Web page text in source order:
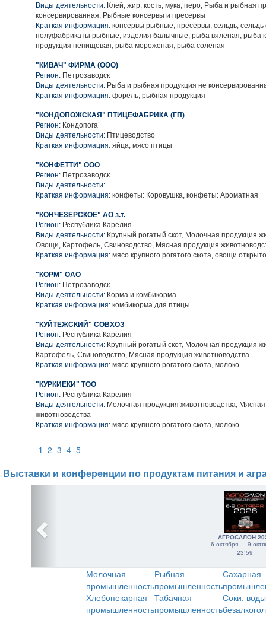
Виды деятельности: Клей, жир, кость, мука, перо, Рыба и рыбная
консервированная, Рыбные консервы и пресервы
Краткая информация: консервы рыбные, пресервы, сельдь, сельдь
полуфабрикаты рыбные, изделия балычные, рыба вяленая, рыба
продукция непищевая, рыба мороженая, рыба соленая
"КИВАЧ" ФИРМА (ООО)
Регион: Петрозаводск
Виды деятельности: Рыба и рыбная продукция не
Краткая информация: форель, рыбная продукция
"КОНДОПОЖСКАЯ" ПТИЦЕФАБРИКА (ГП)
Регион: Кондопога
Виды деятельности: Птицеводство
Краткая информация: яйца, мясо птицы
"КОНФЕТТИ" ООО
Регион: Петрозаводск
Виды деятельности:
Краткая информация: конфеты: Коровушка, конфеты: Ароматная
"КОНЧЕЗЕРСКОЕ" АО з.т.
Регион: Республика Карелия
Виды деятельности: Крупный рогатый скот, Молочная продукция
Овощи, Картофель, Свиноводство, Мясная продукция
Краткая информация: мясо крупного рогатого скота, овощи
"КОРМ" ОАО
Регион: Петрозаводск
Виды деятельности: Корма и комбикорма
Краткая информация: комбикорма для птицы
"КУЙТЕЖСКИЙ" СОВХОЗ
Регион: Республика Карелия
Виды деятельности: Крупный рогатый скот, Молочная продукция
Картофель, Свиноводство, Мясная продукция животноводства
Краткая информация: мясо крупного рогатого скота, молоко
"КУРКИЕКИ" ТОО
Регион: Республика Карелия
Виды деятельности: Молочная продукция животноводства,
животноводства
Краткая информация: мясо крупного рогатого скота, молоко
1 2 3 4 5
Выставки и конференции по продуктам питания и
АГРОСАЛОН
6 октября — 9
23:59
Молочная
промышленность
Рыбная
промышленность
Сахарная
Хлебопекарная
промышленность
Табачная
промышленность
Соки,